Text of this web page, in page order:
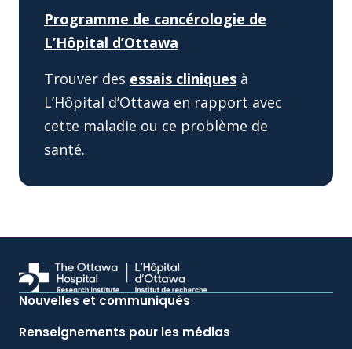
Programme de cancérologie de
L’Hôpital d’Ottawa
Trouver des essais cliniques à
L’Hôpital d’Ottawa en rapport avec
cette maladie ou ce problème de
santé.
Nouvelles et communiqués
Renseignements pour les médias